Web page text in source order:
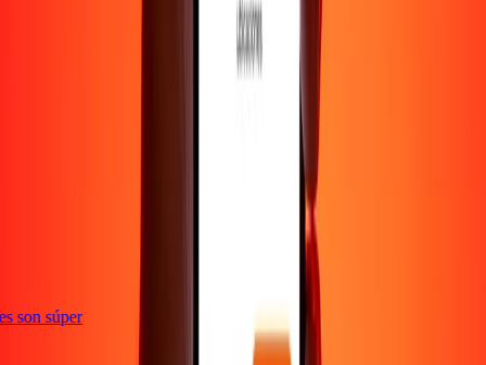
son súper